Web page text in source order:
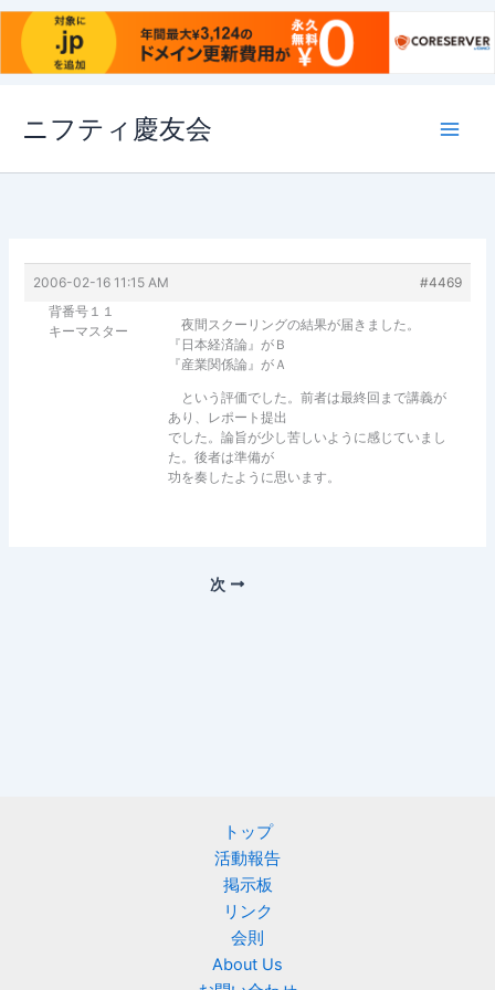
ス
ニフティ慶友会
2006-02-16 11:15 AM
#4469
背番号１１
キーマスター
夜間スクーリングの結果が届きました。
『日本経済論』がＢ
『産業関係論』がＡ
という評価でした。前者は最終回まで講義が
あり、レポート提出
でした。論旨が少し苦しいように感じていまし
た。後者は準備が
功を奏したように思います。
次
トップ
活動報告
掲示板
リンク
会則
About Us